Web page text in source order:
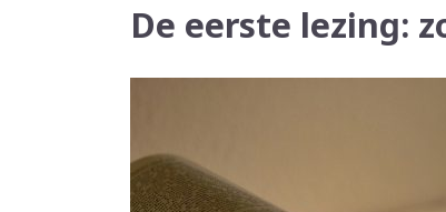
De eerste lezing: